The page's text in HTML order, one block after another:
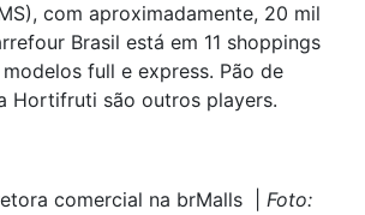
com aproximadamente, 20 mil
Brasil está em 11 shoppings
full e express. Pão de
Hortifruti são outros players.
comercial na brMalls | Foto: